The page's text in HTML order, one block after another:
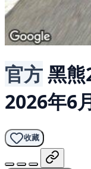
官方黑熊
2026年6
收藏